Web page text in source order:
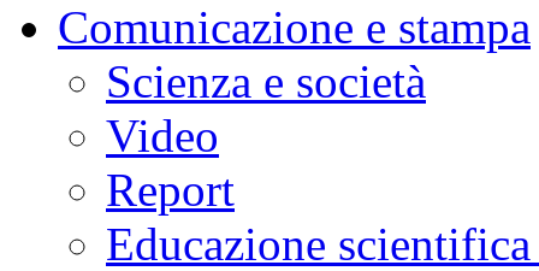
Comunicazione e stampa
Scienza e società
Video
Report
Educazione